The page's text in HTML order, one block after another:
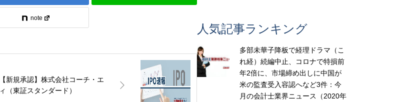
note
【新規承認】株式会社コーチ・エ
ィ（東証スタンダード）
人気記事ランキング
多部未華子降板で経理ドラマ（こ
れ経）続編中止、コロナで特損前
年2倍に、市場締め出しに中国が
米の監査受入容認へなど3件：今
月の会計士業界ニュース（2020年